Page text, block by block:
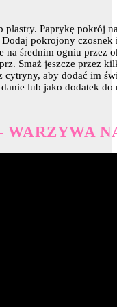
Paprykę pokrój
pokrojony czosnek
średnim ogniu przez
Smaż jeszcze przez
cytryny, aby dodać im
lub jako dodatek do
WARZYWA